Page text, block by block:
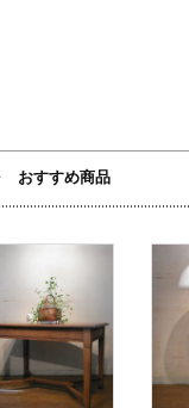
おすすめ商品